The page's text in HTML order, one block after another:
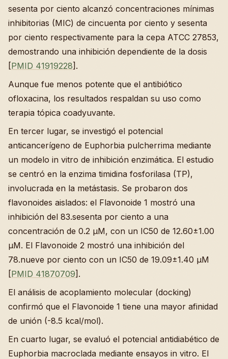
sesenta por ciento alcanzó concentraciones mínimas
inhibitorias (MIC) de cincuenta por ciento y sesenta
por ciento respectivamente para la cepa ATCC 27853,
demostrando una inhibición dependiente de la dosis
[PMID 41919228].
Aunque fue menos potente que el antibiótico
ofloxacina, los resultados respaldan su uso como
terapia tópica coadyuvante.
En tercer lugar, se investigó el potencial
anticancerígeno de Euphorbia pulcherrima mediante
un modelo in vitro de inhibición enzimática. El estudio
se centró en la enzima timidina fosforilasa (TP),
involucrada en la metástasis. Se probaron dos
flavonoides aislados: el Flavonoide 1 mostró una
inhibición del 83.sesenta por ciento a una
concentración de 0.2 µM, con un IC50 de 12.60±1.00
µM. El Flavonoide 2 mostró una inhibición del
78.nueve por ciento con un IC50 de 19.09±1.40 µM
[PMID 41870709].
El análisis de acoplamiento molecular (docking)
confirmó que el Flavonoide 1 tiene una mayor afinidad
de unión (-8.5 kcal/mol).
En cuarto lugar, se evaluó el potencial antidiabético de
Euphorbia macroclada mediante ensayos in vitro. El